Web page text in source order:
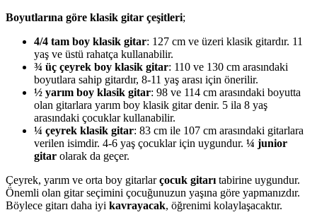
Boyutlarına göre klasik gitar çeşitleri;
4/4 tam boy klasik gitar: 127 cm ve üzeri klasik gitardır. 11
yaş ve üstü rahatça kullanabilir.
¾ üç çeyrek boy klasik gitar: 110 ve 130 cm arasındaki
boyutlara sahip gitardır, 8-11 yaş arası için önerilir.
½ yarım boy klasik gitar: 98 ve 114 cm arasındaki boyutta
olan gitarlara yarım boy klasik gitar denir. 5 ila 8 yaş
arasındaki çocuklar kullanabilir.
¼ çeyrek klasik gitar: 83 cm ile 107 cm arasındaki gitarlara
verilen isimdir. 4-6 yaş çocuklar için uygundur. ¼ junior
gitar olarak da geçer.
Çeyrek, yarım ve orta boy gitarlarçocuk gitarı tabirine uygundur.
Önemli olan gitar seçimini çocuğunuzun yaşına göre yapmanızdır.
Böylece gitarı daha iyi kavrayacak, öğrenimi kolaylaşacaktır.